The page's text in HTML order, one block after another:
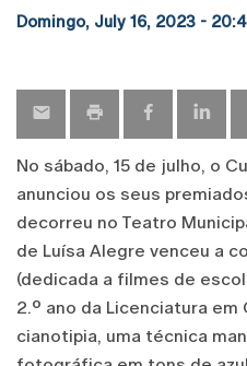
Domingo, July 16, 2023 -
No sábado, 15 de julho, o
anunciou os seus
decorreu no Teatro
de Luísa Alegre venceu a
(dedicada a filmes de
2.º ano da Licenciatura
cianotipia, uma técnica